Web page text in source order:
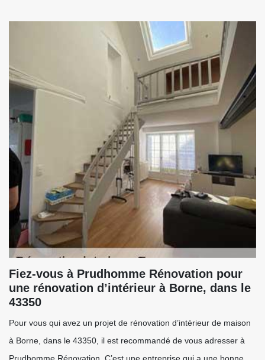
Fiez-vous à Prudhomme Rénovation pour
une rénovation d’intérieur à Borne, dans le
43350
Pour vous qui avez un projet de rénovation d’intérieur de maison
à Borne, dans le 43350, il est recommandé de vous adresser à